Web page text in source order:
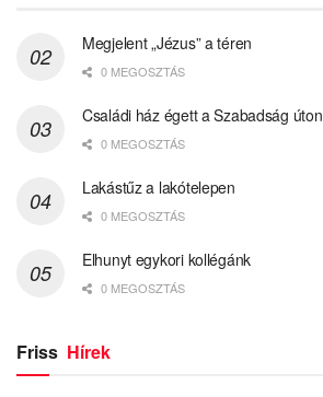
Megjelent „Jézus” a téren
0 MEGOSZTÁS
Családi ház égett a Szabadság úton
0 MEGOSZTÁS
Lakástűz a lakótelepen
0 MEGOSZTÁS
Elhunyt egykori kollégánk
0 MEGOSZTÁS
Friss Hírek